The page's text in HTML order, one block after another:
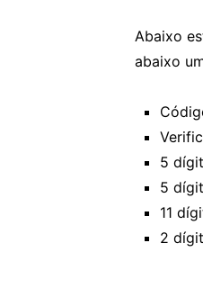
Abaixo
abaixo
5
5
11
2